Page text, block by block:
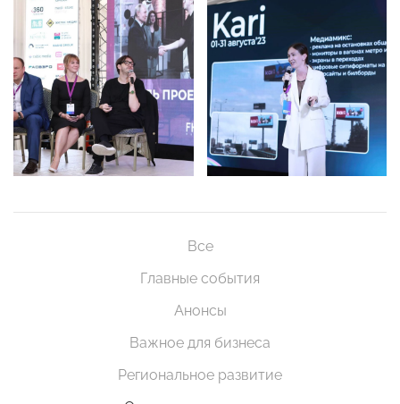
Все
Главные события
Анонсы
Важное для бизнеса
Региональное развитие